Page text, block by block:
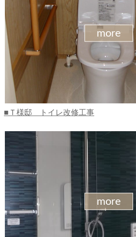
more
Ｔ様邸 トイレ改修工事
more